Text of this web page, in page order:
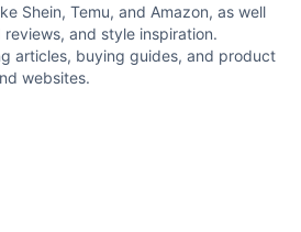
Shein, Temu, and Amazon, as well
and style inspiration.
articles, buying guides, and product
websites.